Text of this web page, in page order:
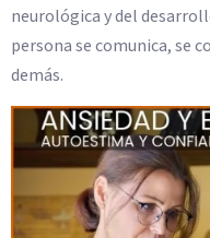
neurológica y del
persona se comunica, se
demás.